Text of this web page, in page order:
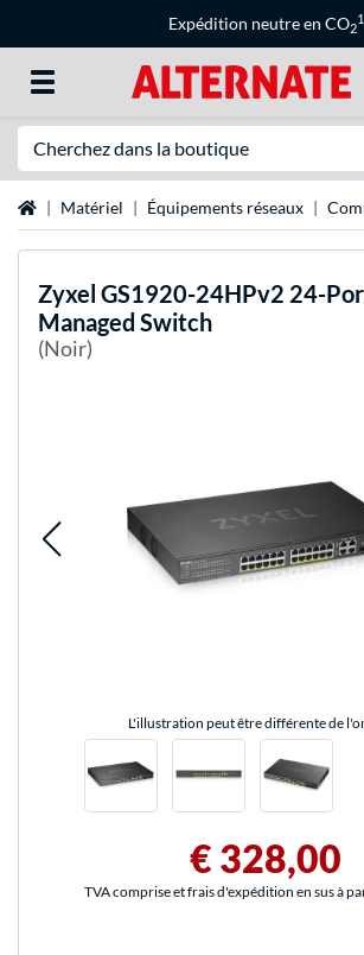
Expédition neutre en CO2
1
Page d'accueil
Matériel Équipements réseaux
Zyxel GS1920-24HPv2 24-
Managed Switch
(Noir)
L'illustration peut être différente de
€ 328,00
TVA comprise et frais d'expédition en sus à